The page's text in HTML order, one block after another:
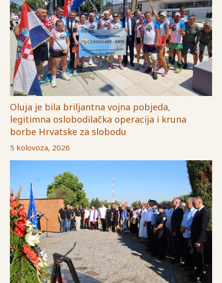
Oluja je bila briljantna vojna pobjeda,
legitimna oslobodilačka operacija i kruna
borbe Hrvatske za slobodu
5 kolovoza, 2026